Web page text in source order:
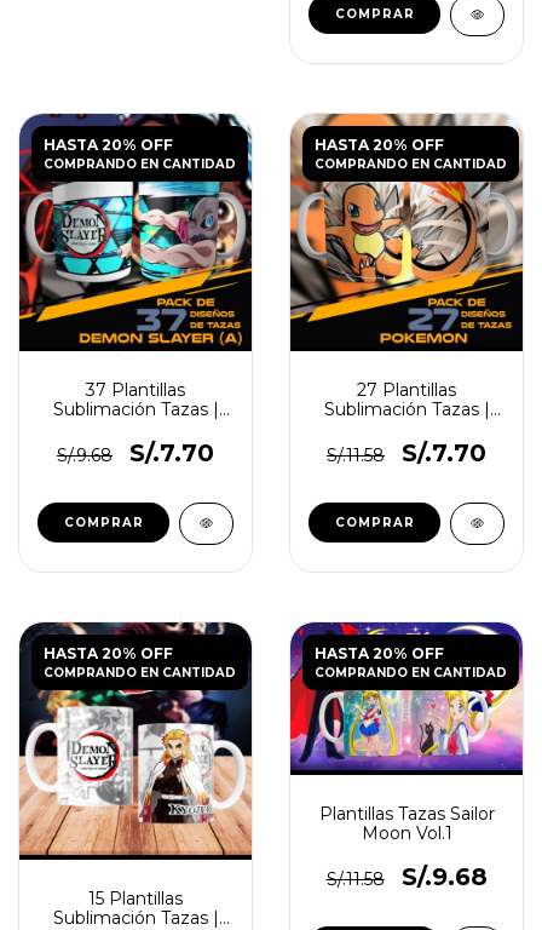
HASTA 20% OFF
COMPRANDO EN CANTIDAD
37 Plantillas
Sublimación Tazas |
S/.9.68
S/.7.70
HASTA 20% OFF
COMPRANDO EN CANTIDAD
27 Plantillas
Sublimación Tazas |
S/.11.58
S/.7.70
HASTA 20% OFF
COMPRANDO EN CANTIDAD
15 Plantillas
Sublimación Tazas |
HASTA 20% OFF
COMPRANDO EN CANTIDAD
Plantillas Tazas Sailor
Moon Vol.1
S/.11.58 S/.9.68